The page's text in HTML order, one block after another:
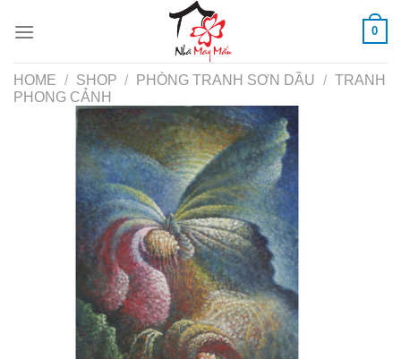
0
HOME / SHOP / PHÒNG TRANH SƠN DẦU / TRANH
PHONG CẢNH